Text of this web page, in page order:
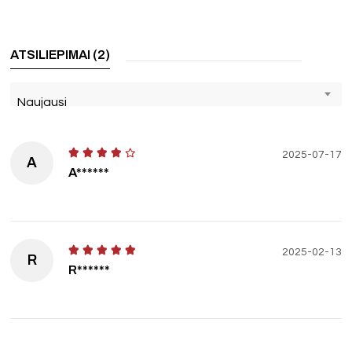
ATSILIEPIMAI (2)
Naujausi
A
A******
2025-07-17
R
R******
2025-02-13